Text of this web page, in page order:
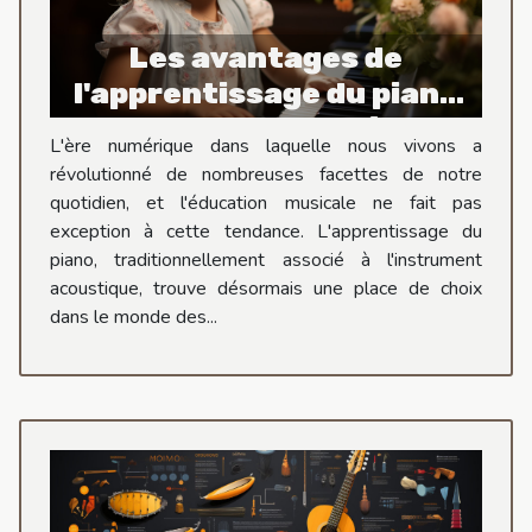
Les avantages de
l'apprentissage du piano
sur un clavier numérique
pour les enfants
L'ère numérique dans laquelle nous vivons a
révolutionné de nombreuses facettes de notre
quotidien, et l'éducation musicale ne fait pas
exception à cette tendance. L'apprentissage du
piano, traditionnellement associé à l'instrument
acoustique, trouve désormais une place de choix
dans le monde des...